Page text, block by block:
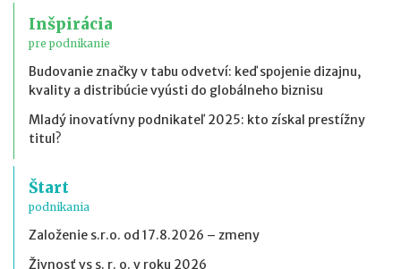
Inšpirácia
pre podnikanie
Budovanie značky v tabu odvetví: keď spojenie dizajnu,
kvality a distribúcie vyústi do globálneho biznisu
Mladý inovatívny podnikateľ 2025: kto získal prestížny
titul?
Štart
podnikania
Založenie s.r.o. od 17.8.2026 – zmeny
Živnosť vs s. r. o. v roku 2026